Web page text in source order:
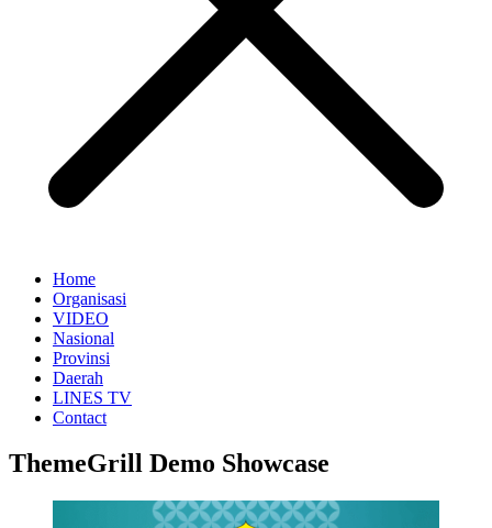
Home
Organisasi
VIDEO
Nasional
Provinsi
Daerah
LINES TV
Contact
ThemeGrill Demo Showcase